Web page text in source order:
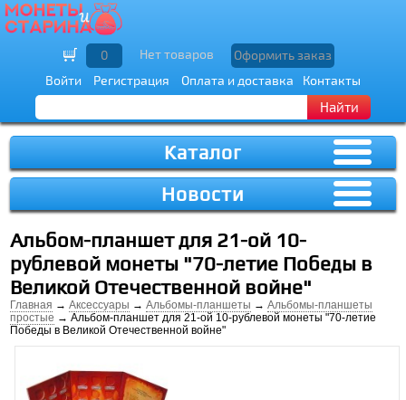
Войти Регистрация Оплата и доставка Контакты
Найти
0 Нет товаров Оформить заказ
Каталог
Новости
Альбом-планшет для 21-ой 10-
рублевой монеты "70-летие Победы в
Великой Отечественной войне"
Главная →Аксессуары →Альбомы-планшеты →Альбомы-планшеты
простые → Альбом-планшет для 21-ой 10-рублевой монеты "70-летие
Победы в Великой Отечественной войне"